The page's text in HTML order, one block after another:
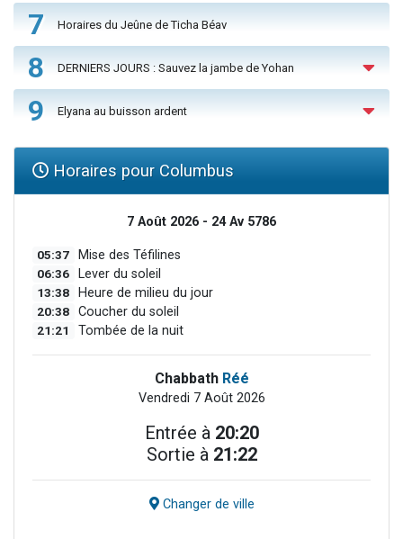
7 Horaires du Jeûne de Ticha Béav
8 DERNIERS JOURS : Sauvez la jambe de Yohan
9 Elyana au buisson ardent
Horaires pour Columbus
7 Août 2026 - 24 Av 5786
05:37 Mise des Téfilines
06:36 Lever du soleil
13:38 Heure de milieu du jour
20:38 Coucher du soleil
21:21 Tombée de la nuit
Chabbath Réé
Vendredi 7 Août 2026
Entrée à 20:20
Sortie à 21:22
Changer de ville